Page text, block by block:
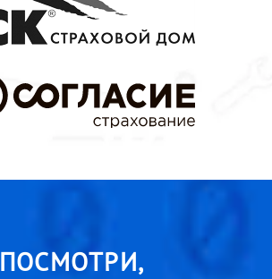
ПОСМОТРИ,